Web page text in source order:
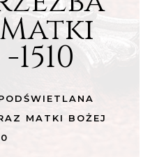
MATKI BOŻEJ